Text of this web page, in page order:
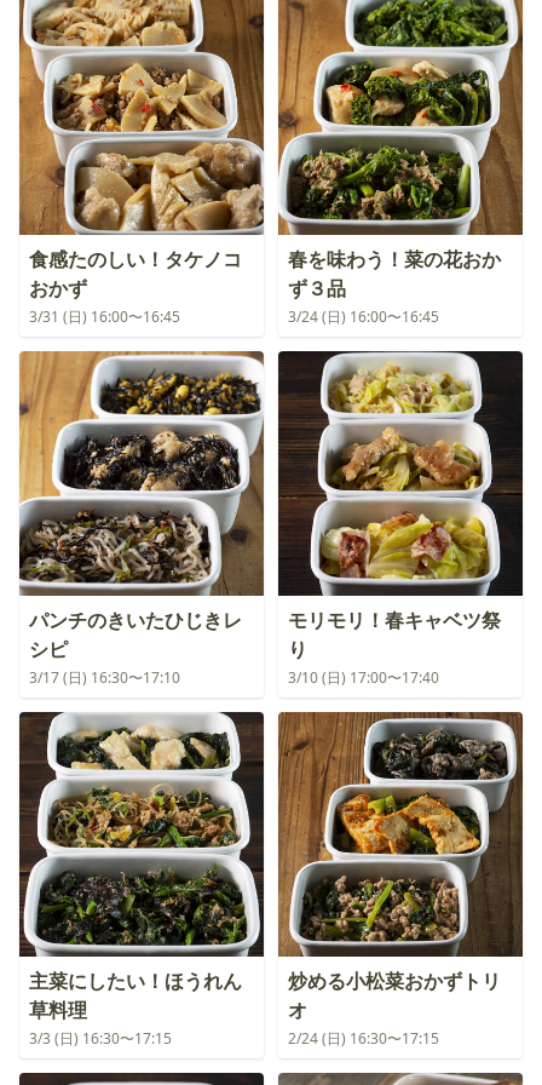
食感たのしい！タケノコ
おかず
3/31 (日) 16:00〜16:45
春を味わう！菜の花おか
ず３品
3/24 (日) 16:00〜16:45
パンチのきいたひじきレ
シピ
3/17 (日) 16:30〜17:10
モリモリ！春キャベツ祭
り
3/10 (日) 17:00〜17:40
主菜にしたい！ほうれん
草料理
3/3 (日) 16:30〜17:15
炒める小松菜おかずトリ
オ
2/24 (日) 16:30〜17:15